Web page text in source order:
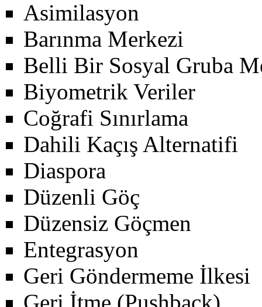
Asimilasyon
Barınma Merkezi
Belli Bir Sosyal Gruba
Biyometrik Veriler
Coğrafi Sınırlama
Dahili Kaçış Alternatifi
Diaspora
Düzenli Göç
Düzensiz Göçmen
Entegrasyon
Geri Göndermeme İlkesi
Geri İtme (Pushback)